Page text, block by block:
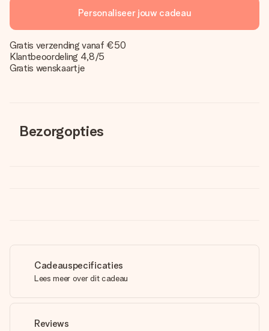
Personaliseer jouw cadeau
Gratis verzending vanaf €50
Klantbeoordeling 4,8/5
Gratis wenskaartje
Bezorgopties
Cadeauspecificaties
Lees meer over dit cadeau
Reviews